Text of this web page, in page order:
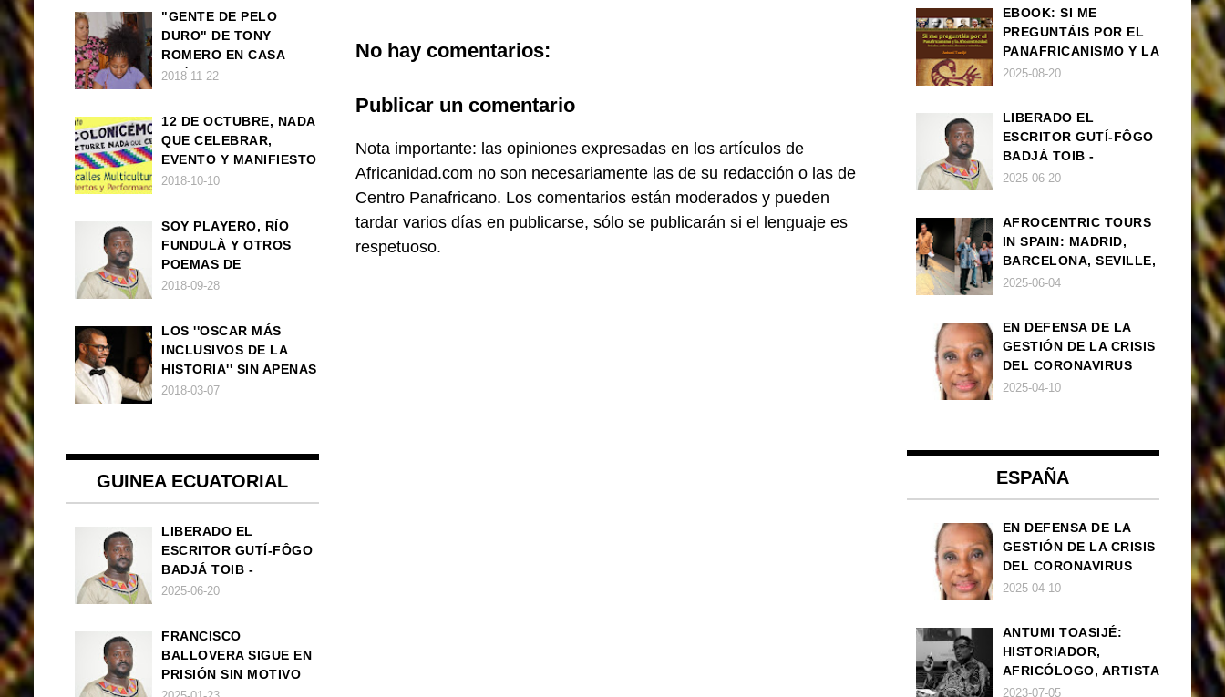
No hay comentarios:
Publicar un comentario
Nota importante: las opiniones expresadas en los artículos de
Africanidad.com no son necesariamente las de su redacción o las de
Centro Panafricano. Los comentarios están moderados y pueden
tardar varios días en publicarse, sólo se publicarán si el lenguaje es
respetuoso.
"GENTE DE PELO
DURO" DE TONY
ROMERO EN CASA
AMÉRICA
2018-11-22
12 DE OCTUBRE, NADA
QUE CELEBRAR,
EVENTO Y MANIFIESTO
2018-10-10
SOY PLAYERO, RÍO
FUNDULÀ Y OTROS
POEMAS DE
FRANCISCO
2018-09-28
LOS ''OSCAR MÁS
INCLUSIVOS DE LA
HISTORIA'' SIN APENAS
TRIUNFOS AFRO
2018-03-07
GUINEA ECUATORIAL
LIBERADO EL
ESCRITOR GUTÍ-FÔGO
BADJÁ TOIB -
FRANCISCO
2025-06-20
FRANCISCO
BALLOVERA SIGUE EN
PRISIÓN SIN MOTIVO
ALGUNO
EBOOK: SI ME
PREGUNTÁIS POR EL
PANAFRICANISMO Y LA
AFROCENTRICIDAD
2025-08-20
LIBERADO EL
ESCRITOR GUTÍ-FÔGO
BADJÁ TOIB -
FRANCISCO
2025-06-20
AFROCENTRIC TOURS
IN SPAIN: MADRID,
BARCELONA, SEVILLE,
IBIZA
2025-06-04
EN DEFENSA DE LA
GESTIÓN DE LA CRISIS
DEL CORONAVIRUS
POR PARTE DEL
2025-04-10
ESPAÑA
EN DEFENSA DE LA
GESTIÓN DE LA CRISIS
DEL CORONAVIRUS
POR PARTE DEL
2025-04-10
ANTUMI TOASIJÉ:
HISTORIADOR,
AFRICÓLOGO, ARTISTA
2023-07-05